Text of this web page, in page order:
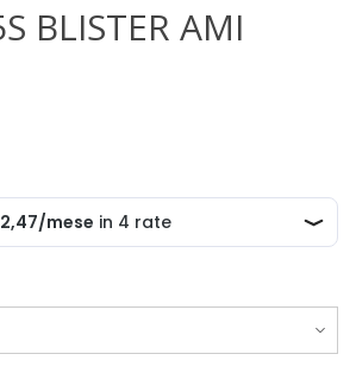
BLISTER AMI